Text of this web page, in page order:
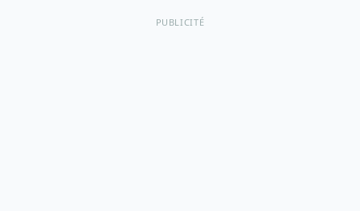
PUBLICITÉ